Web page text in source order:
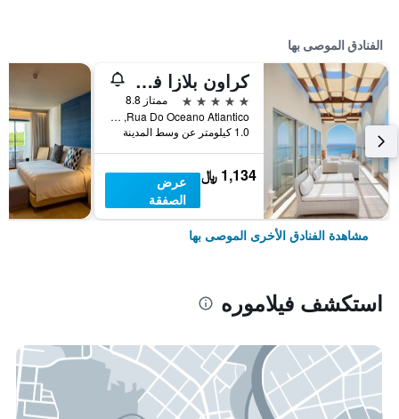
الفنادق الموصى بها
كراون بلازا فيلامورا - ألغارفر باي آيتش جي
5 نجوم
ممتاز 8.8
Rua Do Oceano Atlantico, فيلاموره, منطقة فارو, البرتغال
1.0 كيلومتر عن وسط المدينة
1,134 ﷼
عرض
الصفقة
مشاهدة الفنادق الأخرى الموصى بها
استكشف فيلاموره